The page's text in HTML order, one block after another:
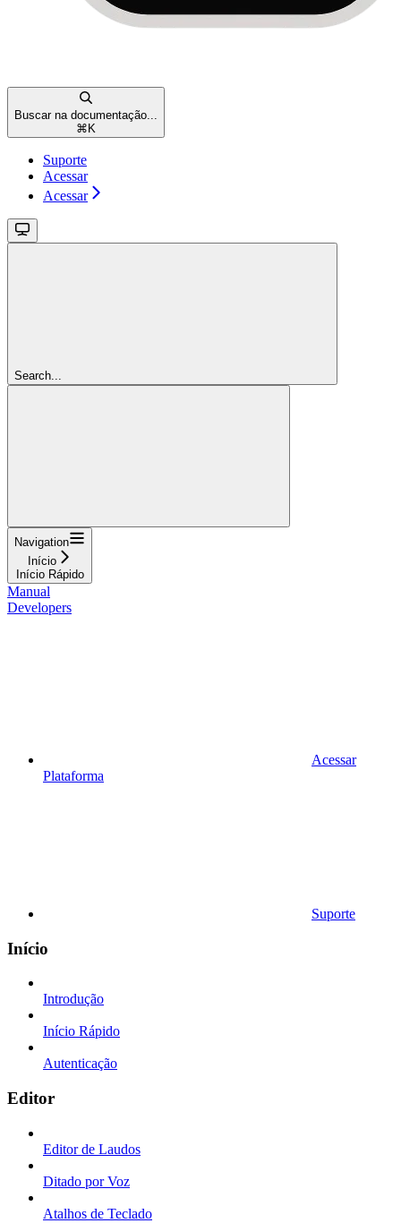
Buscar na documentação...
⌘ K
Suporte
Acessar
Acessar
Search...
Navigation
Início
Início Rápido
Manual
Developers
Acessar
Plataforma
Suporte
Início
Introdução
Início Rápido
Autenticação
Editor
Editor de Laudos
Ditado por Voz
Atalhos de Teclado